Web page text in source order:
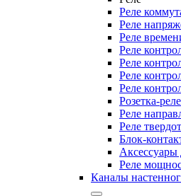
Реле
Реле
Реле
Реле
Реле
Реле
Реле
Розетка-реле
Реле
Реле
Блок-
Аксессуары
Реле
Каналы